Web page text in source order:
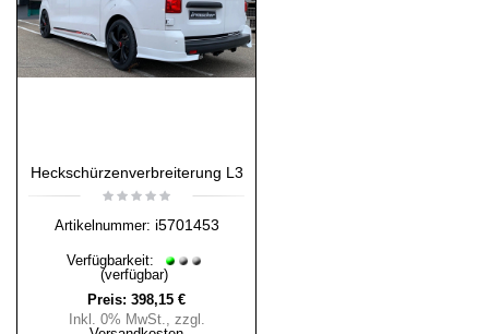
Heckschürzenverbreiterung L3
Artikelnummer: i5701453
Verfügbarkeit:
(verfügbar)
Preis: 398,15 €
Inkl. 0% MwSt., zzgl.